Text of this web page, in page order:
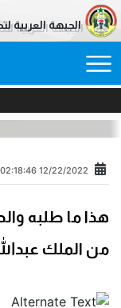
الجبهة العربية
12/22/2022 02:18:46
هذا ما طلبه
من الملك